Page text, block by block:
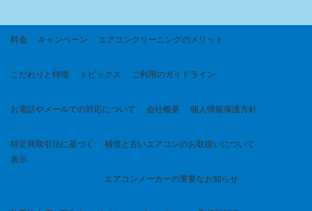
料金 キャンペーン エアコンクリーニングのメリット
こだわりと特徴 トピックス ご利用のガイドライン
お電話やメールでの対応について 会社概要 個人情報保護方針
特定商取引法に基づく
表示
補償と古いエアコンのお取扱いについて
エアコンメーカーの重要なお知らせ